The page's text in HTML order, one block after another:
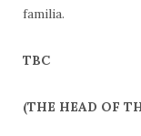
familia.
TBC
(THE HEAD OF